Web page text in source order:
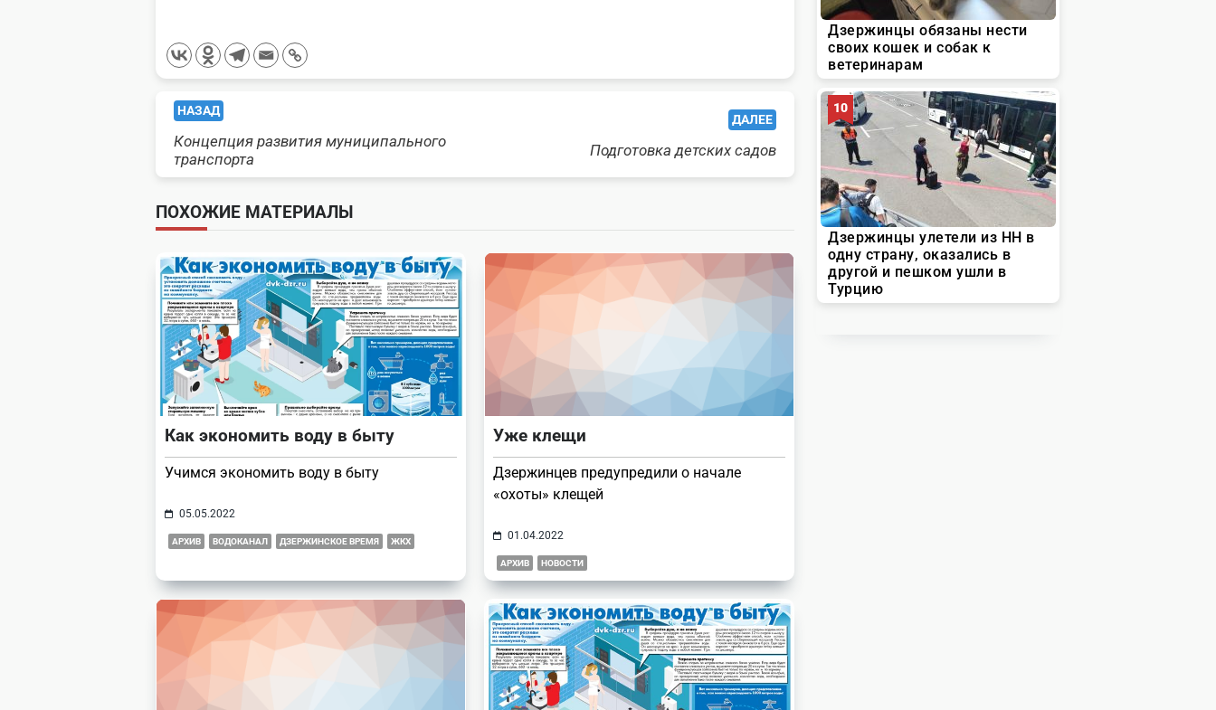
<span
class="nav-
screen-
reader-
text">Page</span>
НАЗАД
Концепция развития муниципального
транспорта
ДАЛЕЕ
Подготовка детских садов
ПОХОЖИЕ МАТЕРИАЛЫ
Как экономить воду в быту
Учимся экономить воду в быту
05.05.2022
АРХИВ ВОДОКАНАЛ ДЗЕРЖИНСКОЕ ВРЕМЯ ЖКХ
Уже клещи
Дзержинцев предупредили о начале
«охоты» клещей
01.04.2022
АРХИВ НОВОСТИ